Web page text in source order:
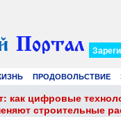
ПРОДОВОЛЬСТВИЕ
как цифровые
строительные